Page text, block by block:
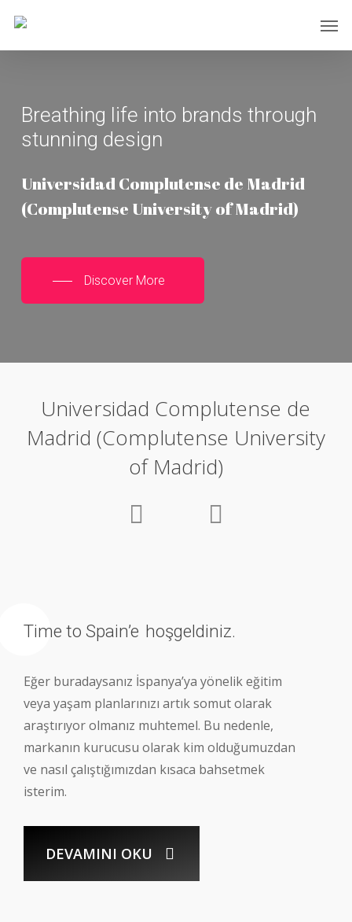
main
Breathing life into brands through
stunning design
Universidad Complutense de Madrid
(Complutense University of Madrid)
Discover More
Universidad Complutense de
Madrid (Complutense University
of Madrid)
Time to Spain’e hoşgeldiniz.
Eğer buradaysanız İspanya’ya yönelik eğitim
veya yaşam planlarınızı artık somut olarak
araştırıyor olmanız muhtemel. Bu nedenle,
markanın kurucusu olarak kim olduğumuzdan
ve nasıl çalıştığımızdan kısaca bahsetmek
isterim.
DEVAMINI OKU